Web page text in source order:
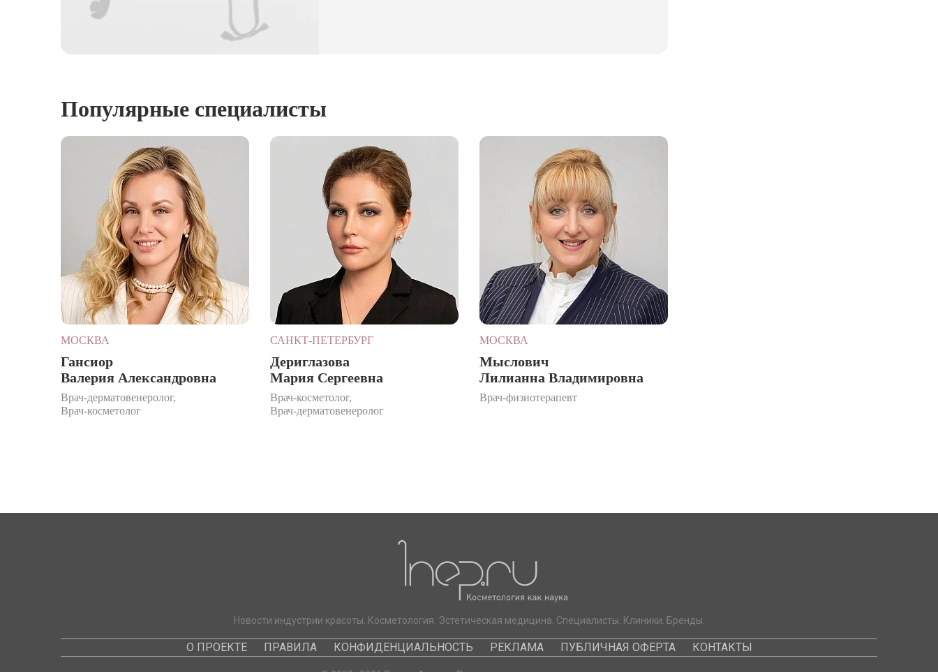
Популярные специалисты
МОСКВА
Гансиор
Валерия Александровна
Врач-дерматовенеролог,
Врач-косметолог
САНКТ-ПЕТЕРБУРГ
Дериглазова
Мария Сергеевна
Врач-косметолог,
Врач-дерматовенеролог
МОСКВА
Мыслович
Лилианна Владимировна
Врач-физиотерапевт
Новости индустрии красоты. Косметология. Эстетическая медицина. Специалисты. Клиники. Бренды.
О ПРОЕКТЕ ПРАВИЛА КОНФИДЕНЦИАЛЬНОСТЬ РЕКЛАМА ПУБЛИЧНАЯ ОФЕРТА КОНТАКТЫ